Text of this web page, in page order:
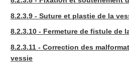
8.2.3.9 - Suture et plastie de la
8.2.3.10 - Fermeture de fistule de
8.2.3.11 - Correction des
vessie